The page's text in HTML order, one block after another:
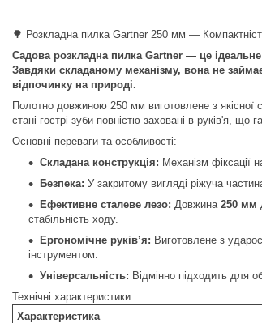
🌳 Розкладна пилка Gartner 250 мм —
Садова розкладна пилка Gartner — це
Завдяки складаному механізму, вона не
відпочинку на природі.
Полотно довжиною 250 мм виготовлене з
стані гострі зуби повністю заховані в руків'я,
Основні переваги та особливості:
Складана конструкція: Механізм фіксації
Безпека: У закритому вигляді ріжуча
Ефективне сталеве лезо: Довжина 250 мм
стабільність ходу.
Ергономічне руків’я: Виготовлене з
інструментом.
Універсальність: Відмінно підходить для
Технічні характеристики:
Характеристика